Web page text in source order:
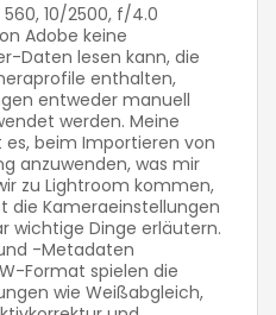
560, 10/2500, f/4.0
Adobe keine
Daten lesen kann, die
enthalten,
entweder manuell
werden. Meine
beim Importieren von
anzuwenden, was mir
zu Lightroom kommen,
die Kameraeinstellungen
wichtige Dinge erläutern.
-Metadaten
Format spielen die
wie Weißabgleich,